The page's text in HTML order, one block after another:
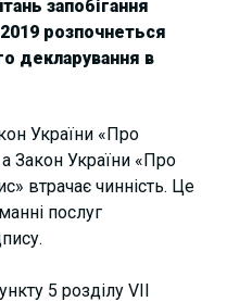
запобігання
розпочнеться
декларування в
України «Про
а Закон України «Про
втрачає чинність. Це
послуг
5 розділу VII